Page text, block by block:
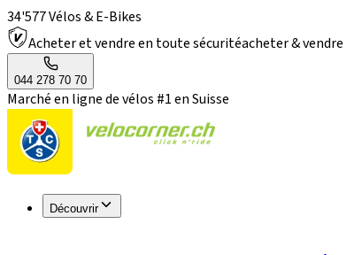
34'577 Vélos & E-Bikes
Acheter et vendre en toute sécuritéacheter & vendre
044 278 70 70
Marché en ligne de vélos #1 en Suisse
Découvrir